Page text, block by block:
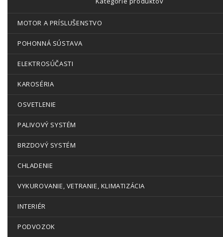
MOTOR A PRÍSLUŠENSTVO
POHONNÁ SÚSTAVA
ELEKTROSÚČASTI
KAROSÉRIA
OSVETLENIE
PALIVOVÝ SYSTÉM
BRZDOVÝ SYSTÉM
CHLADENIE
VYKUROVANIE, VETRANIE, KLIMATIZÁCIA
INTERIÉR
PODVOZOK